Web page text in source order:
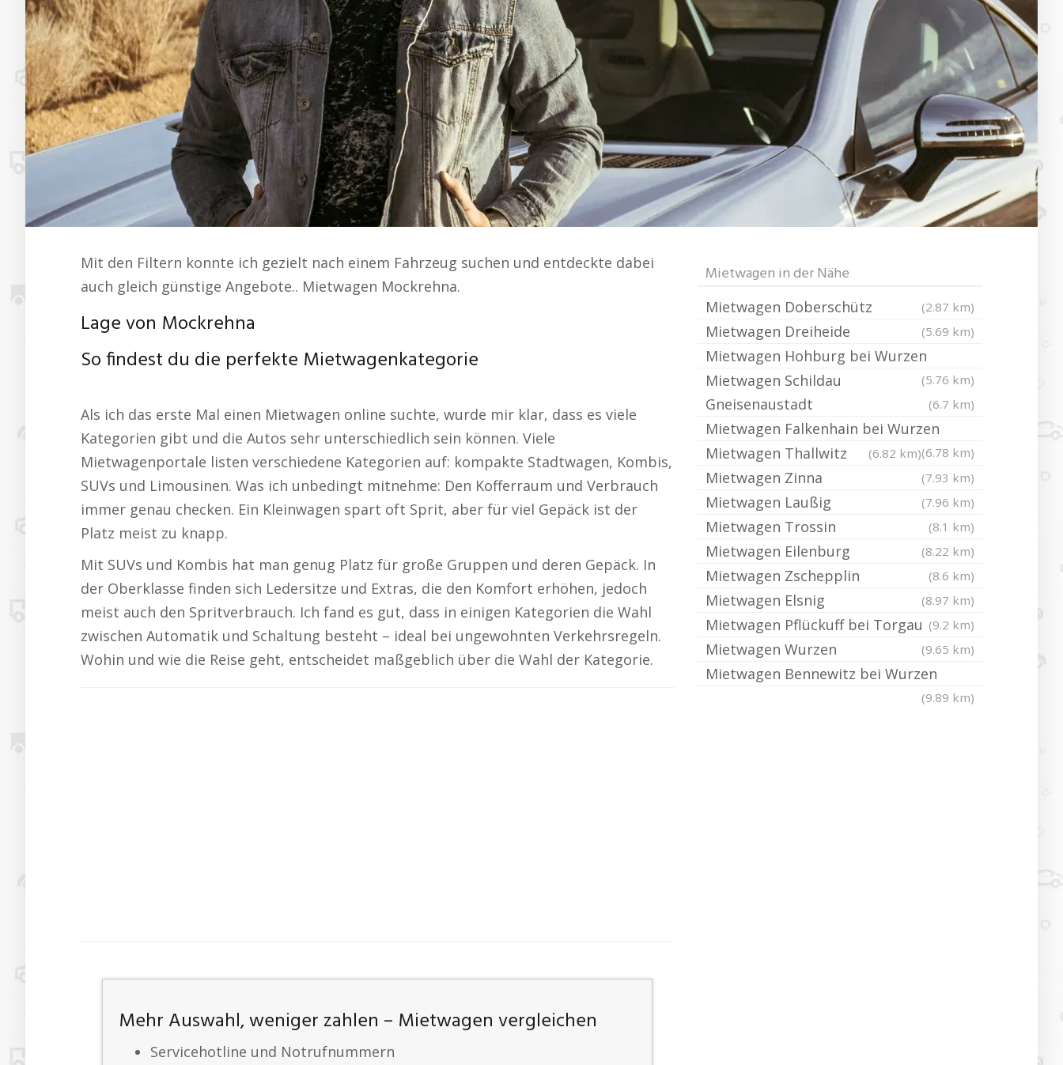
Mit den Filtern konnte ich gezielt nach einem Fahrzeug suchen und entdeckte dabei
auch gleich günstige Angebote.. Mietwagen Mockrehna.
Lage von Mockrehna
So findest du die perfekte Mietwagenkategorie
Als ich das erste Mal einen Mietwagen online suchte, wurde mir klar, dass es viele
Kategorien gibt und die Autos sehr unterschiedlich sein können. Viele
Mietwagenportale listen verschiedene Kategorien auf: kompakte Stadtwagen, Kombis,
SUVs und Limousinen. Was ich unbedingt mitnehme: Den Kofferraum und Verbrauch
immer genau checken. Ein Kleinwagen spart oft Sprit, aber für viel Gepäck ist der
Platz meist zu knapp.
Mit SUVs und Kombis hat man genug Platz für große Gruppen und deren Gepäck. In
der Oberklasse finden sich Ledersitze und Extras, die den Komfort erhöhen, jedoch
meist auch den Spritverbrauch. Ich fand es gut, dass in einigen Kategorien die Wahl
zwischen Automatik und Schaltung besteht – ideal bei ungewohnten Verkehrsregeln.
Wohin und wie die Reise geht, entscheidet maßgeblich über die Wahl der Kategorie.
Mehr Auswahl, weniger zahlen – Mietwagen vergleichen
Servicehotline und Notrufnummern
Mietwagen in der Nähe
Mietwagen Doberschütz (2.87 km)
Mietwagen Dreiheide (5.69 km)
Mietwagen Hohburg bei Wurzen
(5.76 km)
Mietwagen Schildau
Gneisenaustadt
(6.7 km)
Mietwagen Falkenhain bei Wurzen
(6.78 km)
Mietwagen Thallwitz (6.82 km)
Mietwagen Zinna (7.93 km)
Mietwagen Laußig (7.96 km)
Mietwagen Trossin (8.1 km)
Mietwagen Eilenburg (8.22 km)
Mietwagen Zschepplin (8.6 km)
Mietwagen Elsnig (8.97 km)
Mietwagen Pflückuff bei Torgau (9.2 km)
Mietwagen Wurzen (9.65 km)
Mietwagen Bennewitz bei Wurzen
(9.89 km)